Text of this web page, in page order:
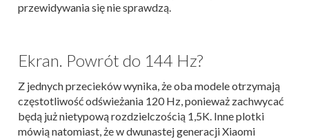
przewidywania się nie sprawdzą.
Ekran. Powrót do 144 Hz?
Z jednych przecieków wynika, że oba modele otrzymają
częstotliwość odświeżania 120 Hz, ponieważ zachwycać
będą już nietypową rozdzielczością 1,5K. Inne plotki
mówią natomiast, że w dwunastej generacji Xiaomi